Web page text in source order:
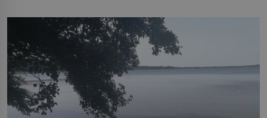
Boskovice na okraji Drahanské vrchoviny vznikla někdy
ve13. století, a už v roce 1313 kronikáři zaznamenali